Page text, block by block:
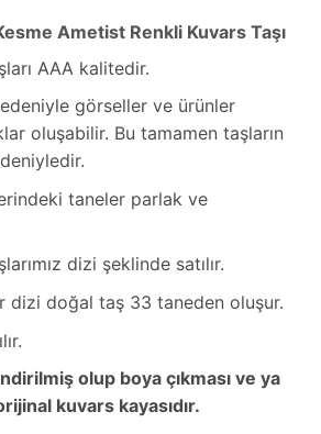
Ametist Renkli Kuvars Taşı
AAA kalitedir.
görseller ve ürünler
oluşabilir. Bu tamamen taşların
taneler parlak ve
dizi şeklinde satılır.
dizi doğal taş 33 taneden oluşur.
olup boya çıkması ve ya
kuvars kayasıdır.